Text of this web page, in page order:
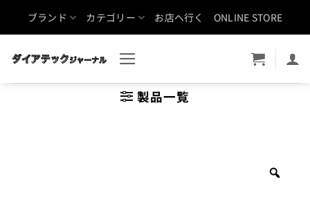
ブランド カテゴリー お店へ行く ONLINE STORE
製品一覧